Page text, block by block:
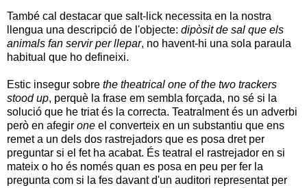
També cal destacar que salt-lick necessita en la nostra
llengua una descripció de l'objecte: dipòsit de sal que els
animals fan servir per llepar, no havent-hi una sola paraula
habitual que ho defineixi.
Estic insegur sobre the theatrical one of the two trackers
stood up, perquè la frase em sembla forçada, no sé si la
solució que he triat és la correcta. Teatralment és un adverbi
però en afegir one el converteix en un substantiu que ens
remet a un dels dos rastrejadors que es posa dret per
preguntar si el fet ha acabat. És teatral el rastrejador en si
mateix o ho és només quan es posa en peu per fer la
pregunta com si la fes davant d'un auditori representat per